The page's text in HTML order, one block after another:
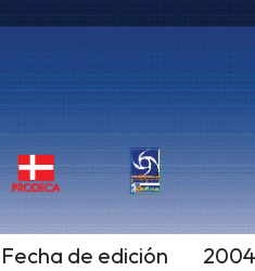
Fecha de edición
2004